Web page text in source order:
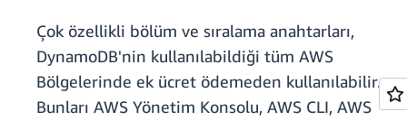
Çok özellikli bölüm ve sıralama anahtarları,
DynamoDB'nin kullanılabildiği tüm AWS
Bölgelerinde ek ücret ödemeden kullanılabilir.
Bunları AWS Yönetim Konsolu, AWS CLI, AWS